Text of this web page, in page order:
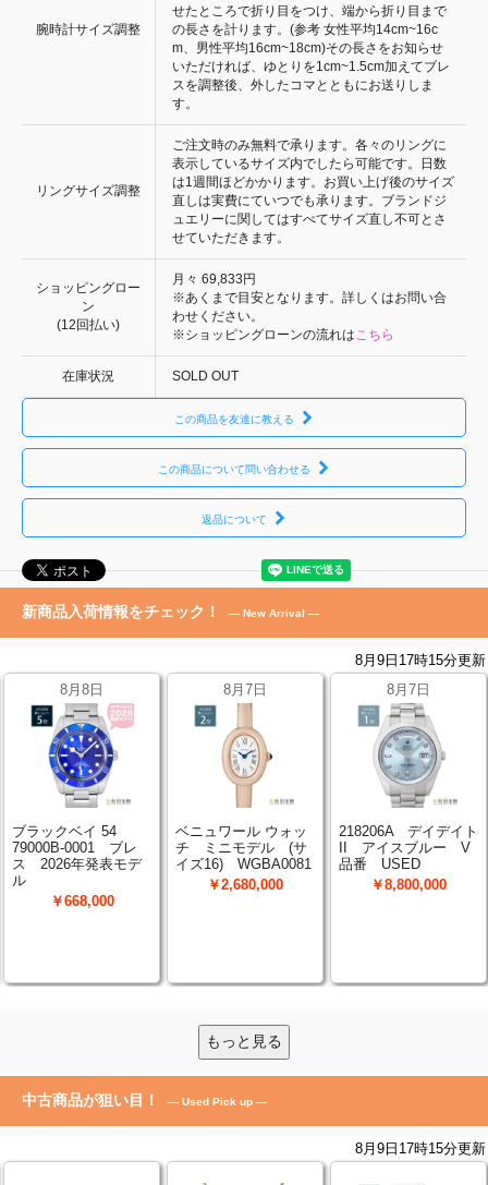
腕時計サイズ調整
せたところで折り目をつけ、端から折り目まで
の長さを計ります。(参考 女性平均14cm~16c
m、男性平均16cm~18cm)その長さをお知らせ
いただければ、ゆとりを1cm~1.5cm加えてブレ
スを調整後、外したコマとともにお送りしま
す。
リングサイズ調整
ご注文時のみ無料で承ります。各々のリングに
表示しているサイズ内でしたら可能です。日数
は1週間ほどかかります。お買い上げ後のサイズ
直しは実費にていつでも承ります。ブランドジ
ュエリーに関してはすべてサイズ直し不可とさ
せていただきます。
ショッピングロー
ン
(12回払い)
月々 69,833円
※あくまで目安となります。詳しくはお問い合
わせください。
※ショッピングローンの流れは こちら
在庫状況 SOLD OUT
この商品を友達に教える
この商品について問い合わせる
返品について
新商品入荷情報をチェック！ — New Arrival —
もっと見る
中古商品が狙い目！ — Used Pick up —